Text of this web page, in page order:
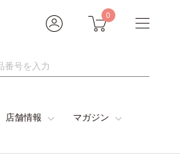
0
店舗情報 マガジン